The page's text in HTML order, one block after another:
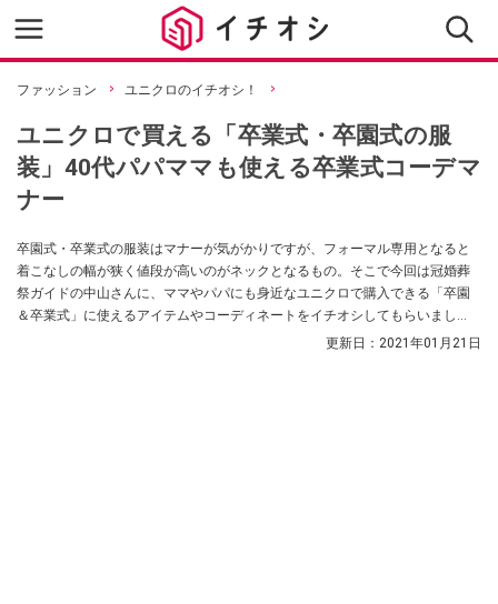
ファッション ユニクロのイチオシ！
ユニクロで買える「卒業式・卒園式の服
装」40代パパママも使える卒業式コーデマ
ナー
卒園式・卒業式の服装はマナーが気がかりですが、フォーマル専用となると
着こなしの幅が狭く値段が高いのがネックとなるもの。そこで今回は冠婚葬
祭ガイドの中山さんに、ママやパパにも身近なユニクロで購入できる「卒園
＆卒業式」に使えるアイテムやコーディネートをイチオシしてもらいまし
た。基本のマナーはおさえつつ、ユニクロならではの機能性やお手頃価格
更新日： 2021年01月21日